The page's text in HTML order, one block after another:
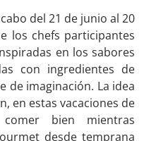
del 21 de junio al 20
los chefs participantes
en los sabores
con ingredientes de
de imaginación. La idea
en estas vacaciones de
bien mientras
desde temprana